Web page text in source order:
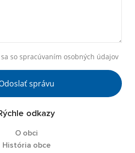
so spracúvaním osobných údajov
správu
odkazy
O obci
História obce